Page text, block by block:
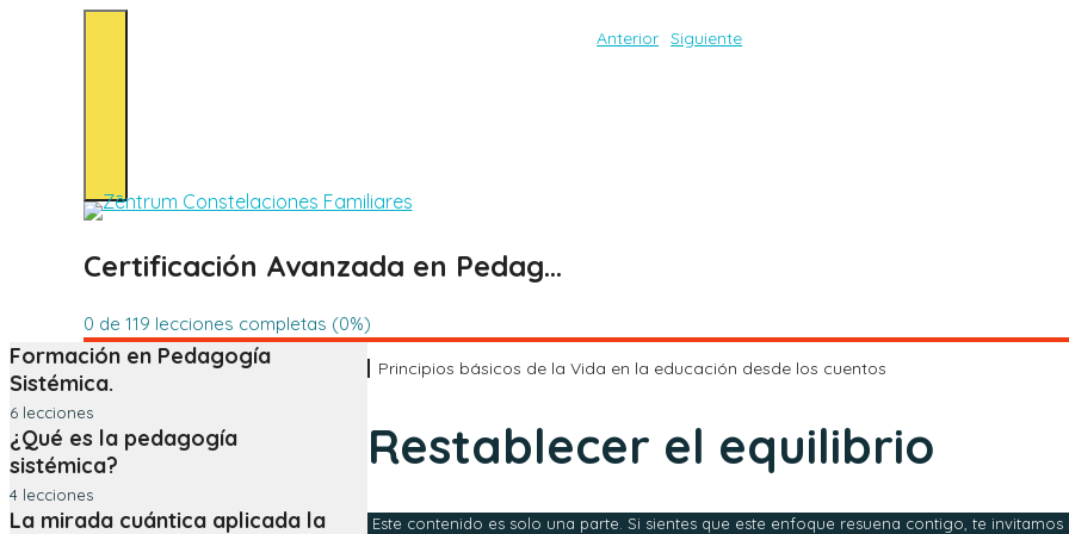
Certificación Avanzada en Pedagogía Sistémica®.
0 de 119 lecciones completas (0%)
Anterior Siguiente
Formación en Pedagogía
Sistémica.
Presentación.
Pedagogía Sistémica®.
6 lecciones
¿Qué es la pedagogía
sistémica?
1. ¿Qué es la Pedagogía Sistémica con
4 lecciones
La mirada cuántica aplicada la
Principios básicos de la Vida en la educación desde los cuentos
Restablecer el equilibrio
Este contenido es solo una parte. Si sientes que este enfoque resuena contigo, te